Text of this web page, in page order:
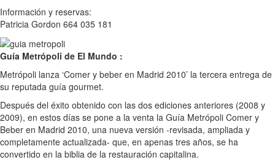
Información y reservas:
Patricia Gordon 664 035 181
Guía Metrópoli de El Mundo :
Metrópoli lanza ‘Comer y beber en Madrid 2010’ la tercera entrega de
su reputada guía gourmet.
Después del éxito obtenido con las dos ediciones anteriores (2008 y
2009), en estos días se pone a la venta la Guía Metrópoli Comer y
Beber en Madrid 2010, una nueva versión -revisada, ampliada y
completamente actualizada- que, en apenas tres años, se ha
convertido en la biblia de la restauración capitalina.